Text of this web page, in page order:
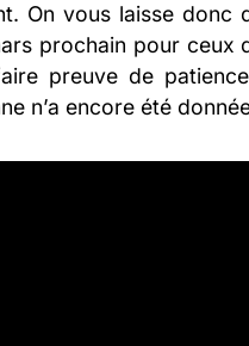
On vous laisse donc
prochain pour ceux
preuve de
n’a encore été